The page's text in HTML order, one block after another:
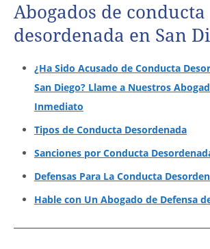
Abogados de conducta
desordenada en San
¿Ha Sido Acusado de Conducta
San Diego? Llame a Nuestros
Inmediato
Tipos de Conducta Desordenada
Sanciones por Conducta
Defensas Para La Conducta
Hable con Un Abogado de Defensa